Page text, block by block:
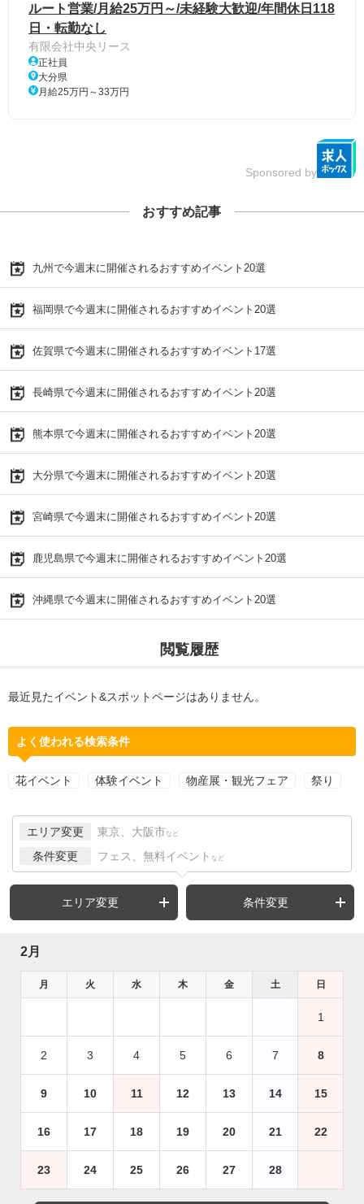
ルート営業/月給25万円～/未経験大歓迎/年間休日118
日・転勤なし
有限会社中央リース
正社員
大分県
月給25万円～33万円
Sponsored by
おすすめ記事
九州で今週末に開催されるおすすめイベント20選
福岡県で今週末に開催されるおすすめイベント20選
佐賀県で今週末に開催されるおすすめイベント17選
長崎県で今週末に開催されるおすすめイベント20選
熊本県で今週末に開催されるおすすめイベント20選
大分県で今週末に開催されるおすすめイベント20選
宮崎県で今週末に開催されるおすすめイベント20選
鹿児島県で今週末に開催されるおすすめイベント20選
沖縄県で今週末に開催されるおすすめイベント20選
閲覧履歴
最近見たイベント&スポットページはありません。
よく使われる検索条件
花イベント 体験イベント 物産展・観光フェア 祭り
エリア変更 東京、大阪市 など
条件変更 フェス、無料イベント など
エリア変更 条件変更
2月
月 火 水 木 金 土 日
1
2 3 4 5 6 7 8
9 10 11 12 13 14 15
16 17 18 19 20 21 22
23 24 25 26 27 28